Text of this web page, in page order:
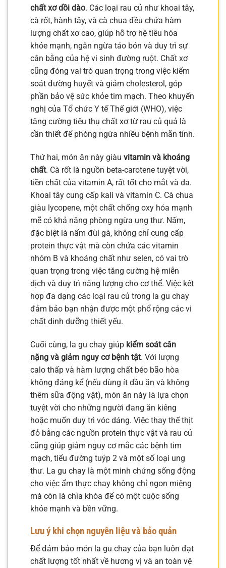
chất xơ dồi dào. Các loại rau củ như khoai tây,
cà rốt, hành tây, và cà chua đều chứa hàm
lượng chất xơ cao, giúp hỗ trợ hệ tiêu hóa
khỏe mạnh, ngăn ngừa táo bón và duy trì sự
cân bằng của hệ vi sinh đường ruột. Chất xơ
cũng đóng vai trò quan trọng trong việc kiểm
soát đường huyết và giảm cholesterol, góp
phần bảo vệ sức khỏe tim mạch. Theo khuyến
nghị của Tổ chức Y tế Thế giới (WHO), việc
tăng cường tiêu thụ chất xơ từ rau củ quả là
cần thiết để phòng ngừa nhiều bệnh mãn tính.
Thứ hai, món ăn này giàu vitamin và khoáng
chất. Cà rốt là nguồn beta-carotene tuyệt vời,
tiền chất của vitamin A, rất tốt cho mắt và da.
Khoai tây cung cấp kali và vitamin C. Cà chua
giàu lycopene, một chất chống oxy hóa mạnh
mẽ có khả năng phòng ngừa ung thư. Nấm,
đặc biệt là nấm đùi gà, không chỉ cung cấp
protein thực vật mà còn chứa các vitamin
nhóm B và khoáng chất như selen, có vai trò
quan trọng trong việc tăng cường hệ miễn
dịch và duy trì năng lượng cho cơ thể. Việc kết
hợp đa dạng các loại rau củ trong la gu chay
đảm bảo bạn nhận được một phổ rộng các vi
chất dinh dưỡng thiết yếu.
Cuối cùng, la gu chay giúp kiểm soát cân
nặng và giảm nguy cơ bệnh tật. Với lượng
calo thấp và hàm lượng chất béo bão hòa
không đáng kể (nếu dùng ít dầu ăn và không
thêm sữa động vật), món ăn này là lựa chọn
tuyệt vời cho những người đang ăn kiêng
hoặc muốn duy trì vóc dáng. Việc thay thế thịt
đỏ bằng các nguồn protein thực vật và rau củ
cũng giúp giảm nguy cơ mắc các bệnh tim
mạch, tiểu đường tuýp 2 và một số loại ung
thư. La gu chay là một minh chứng sống động
cho việc ẩm thực chay không chỉ ngon miệng
mà còn là chìa khóa để có một cuộc sống
khỏe mạnh và bền vững.
Lưu ý khi chọn nguyên liệu và bảo quản
Để đảm bảo món la gu chay của bạn luôn đạt
chất lượng tốt nhất về hương vị và an toàn vệ